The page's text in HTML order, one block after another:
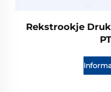
Rekstrookje